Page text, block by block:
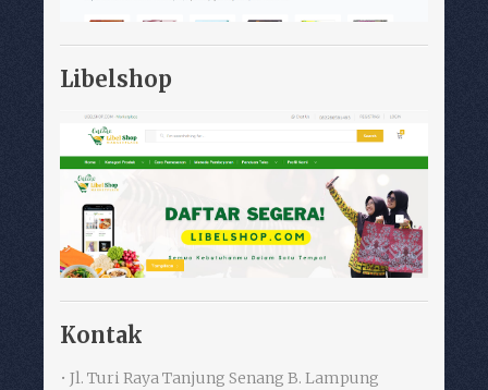
Libelshop
Kontak
• Jl. Turi Raya Tanjung Senang B. Lampung